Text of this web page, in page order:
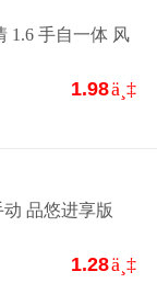
1.6 手自一体 风
1.98ä¸‡
品悠进享版
1.28ä¸‡